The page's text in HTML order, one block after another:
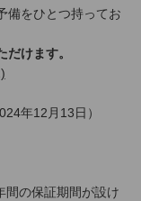
備をひとつ持ってお
けます。
年12月13日）
の保証期間が設け